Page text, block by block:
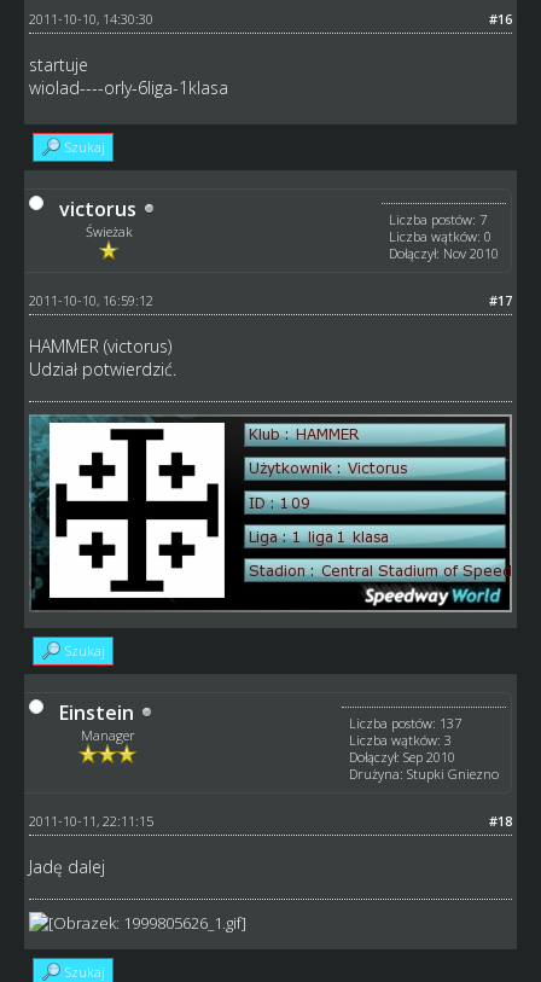
#16
2011-10-10, 14:30:30
startuje
wiolad----orly-6liga-1klasa
Szukaj
victorus
Świeżak
Liczba postów: 7
Liczba wątków: 0
Dołączył: Nov 2010
#17
2011-10-10, 16:59:12
HAMMER (victorus)
Udział potwierdzić.
Szukaj
Einstein
Manager
Liczba postów: 137
Liczba wątków: 3
Dołączył: Sep 2010
Drużyna: Stupki Gniezno
#18
2011-10-11, 22:11:15
Jadę dalej
Szukaj